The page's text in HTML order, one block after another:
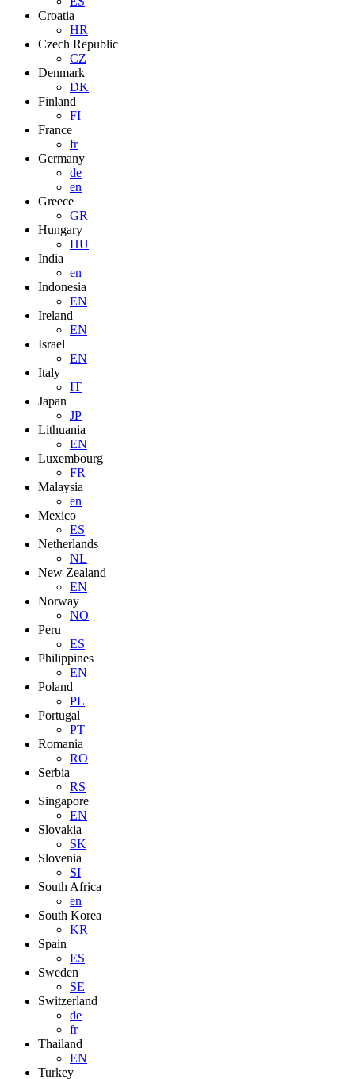
Croatia
HR
Czech Republic
CZ
Denmark
DK
Finland
FI
France
fr
Germany
de
en
Greece
GR
Hungary
HU
India
en
Indonesia
EN
Ireland
EN
Israel
EN
Italy
IT
Japan
JP
Lithuania
EN
Luxembourg
FR
Malaysia
en
Mexico
ES
Netherlands
NL
New Zealand
EN
Norway
NO
Peru
ES
Philippines
EN
Poland
PL
Portugal
PT
Romania
RO
Serbia
RS
Singapore
EN
Slovakia
SK
Slovenia
SI
South Africa
en
South Korea
KR
Spain
ES
Sweden
SE
Switzerland
de
fr
Thailand
EN
Turkey